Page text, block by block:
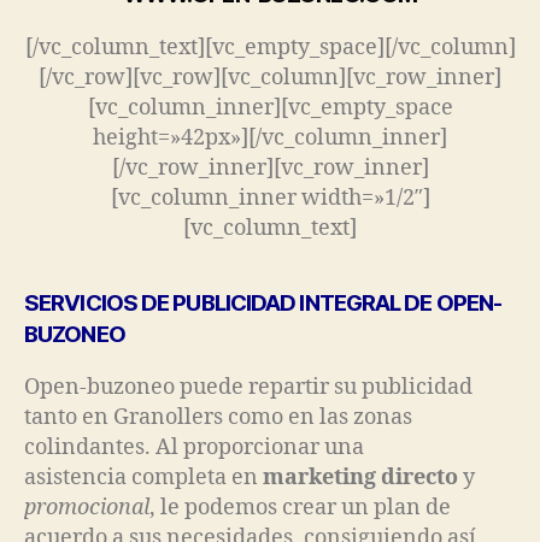
[/vc_column_text][vc_empty_space][/vc_column]
[/vc_row][vc_row][vc_column][vc_row_inner]
[vc_column_inner][vc_empty_space
height=»42px»][/vc_column_inner]
[/vc_row_inner][vc_row_inner]
[vc_column_inner width=»1/2″]
[vc_column_text]
SERVICIOS DE PUBLICIDAD INTEGRAL DE OPEN-
BUZONEO
Open-buzoneo puede repartir su publicidad
tanto en Granollers como en las zonas
colindantes. Al proporcionar una
asistencia completa en marketing directo y
promocional, le podemos crear un plan de